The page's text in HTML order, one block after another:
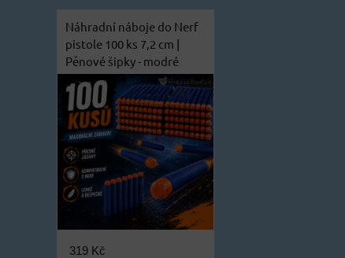
Náhradní náboje do Nerf
pistole 100 ks 7,2 cm |
Pěnové šipky - modré
319 Kč